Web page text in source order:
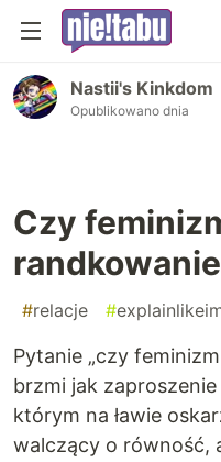
Nastii's Kinkdom
Opublikowano dnia
Czy
#relacje #
Pytanie „czy
brzmi jak
którym na ławie
walczący o równość,